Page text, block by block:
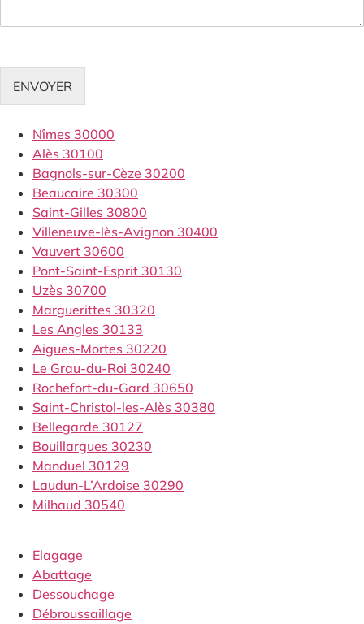
ENVOYER
Nîmes 30000
Alès 30100
Bagnols-sur-Cèze 30200
Beaucaire 30300
Saint-Gilles 30800
Villeneuve-lès-Avignon 30400
Vauvert 30600
Pont-Saint-Esprit 30130
Uzès 30700
Marguerittes 30320
Les Angles 30133
Aigues-Mortes 30220
Le Grau-du-Roi 30240
Rochefort-du-Gard 30650
Saint-Christol-les-Alès 30380
Bellegarde 30127
Bouillargues 30230
Manduel 30129
Laudun-L’Ardoise 30290
Milhaud 30540
Elagage
Abattage
Dessouchage
Débroussaillage